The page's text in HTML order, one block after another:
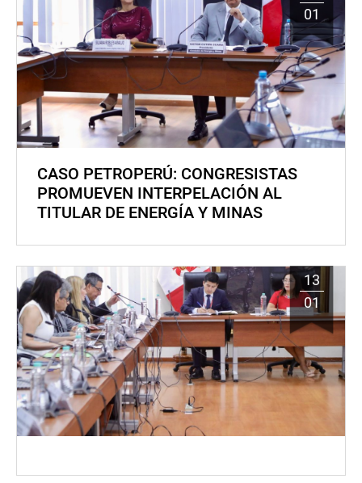
01
CASO PETROPERÚ: CONGRESISTAS
PROMUEVEN INTERPELACIÓN AL
TITULAR DE ENERGÍA Y MINAS
13
01